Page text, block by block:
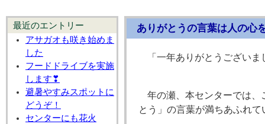
最近のエントリー
アサガオも咲き始めま
した
フードドライブを実施
します❣
避暑やすみスポットに
どうぞ！
センターにも花火
ありがとうの言葉は人の心
「一年ありがとうござい
年の瀬、本センターでは
とう」の言葉が満ちあふれて